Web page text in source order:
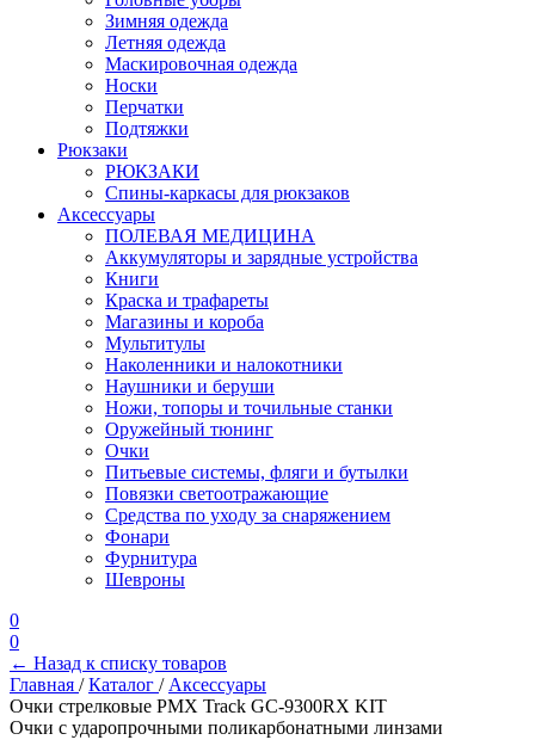
Зимняя одежда
Летняя одежда
Маскировочная одежда
Носки
Перчатки
Подтяжки
Рюкзаки
РЮКЗАКИ
Спины-каркасы для рюкзаков
Аксессуары
ПОЛЕВАЯ МЕДИЦИНА
Аккумуляторы и зарядные устройства
Книги
Краска и трафареты
Магазины и короба
Мультитулы
Наколенники и налокотники
Наушники и беруши
Ножи, топоры и точильные станки
Оружейный тюнинг
Очки
Питьевые системы, фляги и бутылки
Повязки светоотражающие
Средства по уходу за снаряжением
Фонари
Фурнитура
Шевроны
0
0
← Назад к списку товаров
Главная / Каталог / Аксессуары
Очки стрелковые PMX Track GC-9300RX KIT
Очки с ударопрочными поликарбонатными линзами